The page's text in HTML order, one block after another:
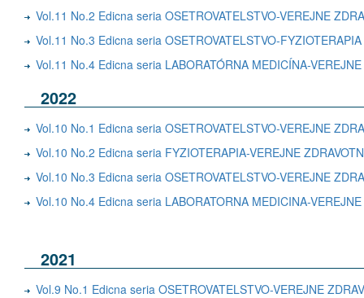
Vol.11 No.2 Edicna seria OSETROVATELSTVO-VEREJNE
Vol.11 No.3 Edicna seria OSETROVATELSTVO-FYZIOTERAPIA
Vol.11 No.4 Edicna seria LABORATÓRNA MEDICÍNA-
2022
Vol.10 No.1 Edicna seria OSETROVATELSTVO-VEREJNE
Vol.10 No.2 Edicna seria FYZIOTERAPIA-VEREJNE
Vol.10 No.3 Edicna seria OSETROVATELSTVO-VEREJNE
Vol.10 No.4 Edicna seria LABORATORNA MEDICINA-
2021
Vol.9 No.1 Edicna seria OSETROVATELSTVO-VEREJNE